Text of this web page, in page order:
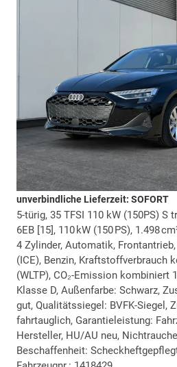
unverbindliche Lieferzeit: SOFORT
5-türig, 35 TFSI 110 kW (150PS) S
6EB [15], 110 kW (150 PS), 1.498
4 Zylinder, Automatik,
(ICE), Benzin, Kraftstoffverbrauch
(WLTP), CO₂-Emission kombiniert
Klasse D, Außenfarbe: Schwarz,
gut, Qualitätssiegel: BVFK-Siegel,
fahrtauglich, Garantieleistung:
Hersteller, HU/AU neu,
Beschaffenheit: